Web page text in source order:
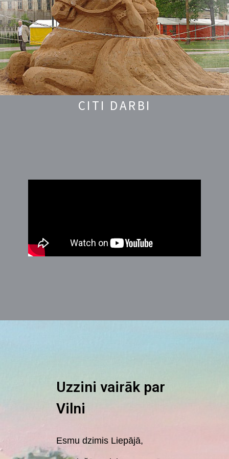
CITI DARBI
Uzzini vairāk par
Vilni
Esmu dzimis Liepājā,